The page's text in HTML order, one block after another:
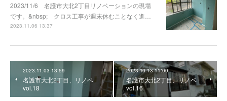
2023/11/6 名護市大北2丁目リノベーションの現場
です。&nbsp; クロス工事が週末休むことなく進…
2023.11.06 13:37
2023.11.03 13:59
名護市大北2丁目、リノベ
vol.18
2023.10.13 11:00
名護市大北2丁目、リノベ
vol.16